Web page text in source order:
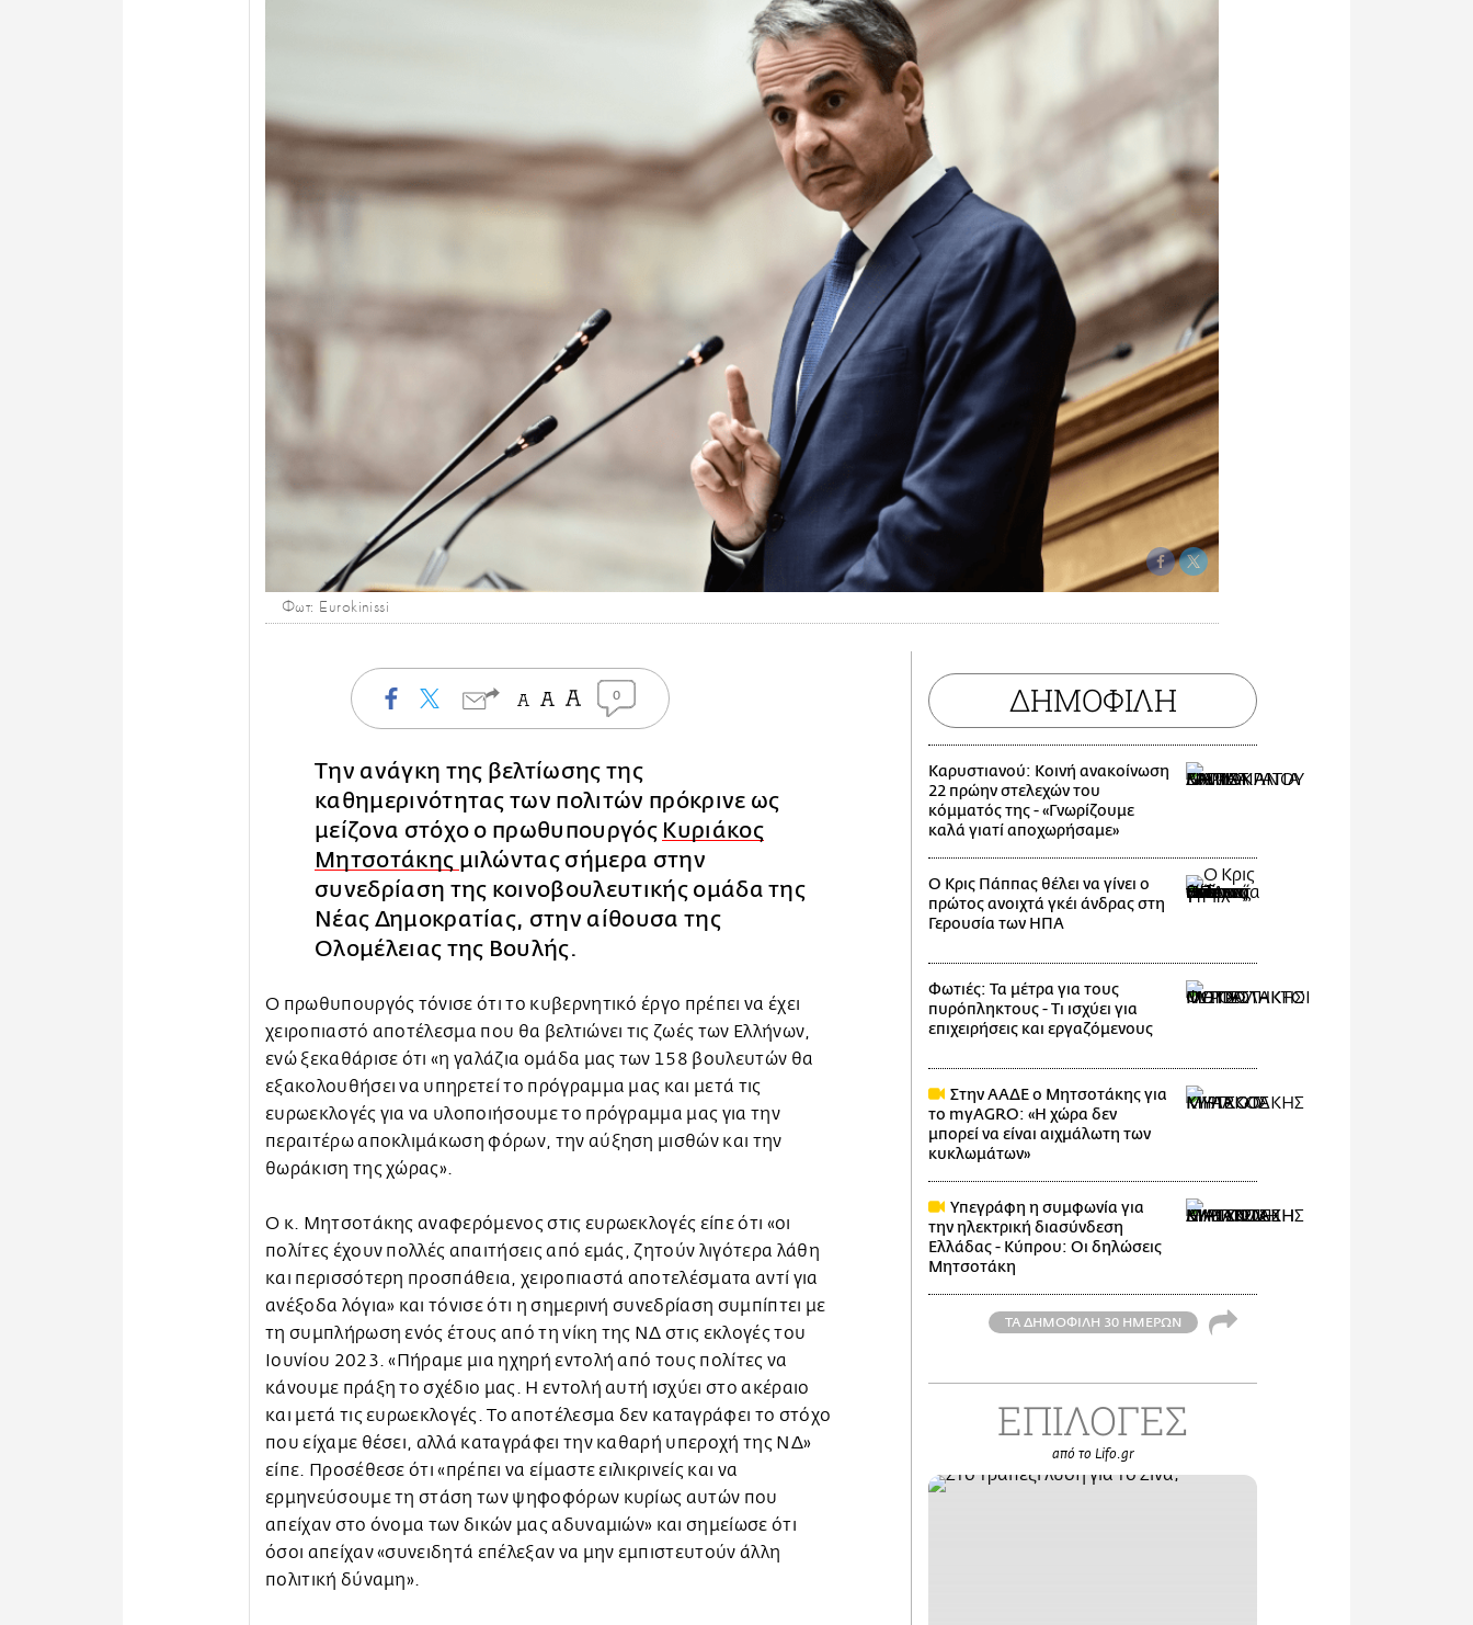
Φωτ: Eurokinissi
0
Την ανάγκη της βελτίωσης της
καθημερινότητας των πολιτών πρόκρινε ως
μείζονα στόχο ο πρωθυπουργός Κυριάκος
Μητσοτάκης μιλώντας σήμερα στην
συνεδρίαση της κοινοβουλευτικής ομάδα της
Νέας Δημοκρατίας, στην αίθουσα της
Ολομέλειας της Βουλής.
Ο πρωθυπουργός τόνισε ότι το κυβερνητικό έργο πρέπει να έχει
χειροπιαστό αποτέλεσμα που θα βελτιώνει τις ζωές των Ελλήνων,
ενώ ξεκαθάρισε ότι «η γαλάζια ομάδα μας των 158 βουλευτών θα
εξακολουθήσει να υπηρετεί το πρόγραμμα μας και μετά τις
ευρωεκλογές για να υλοποιήσουμε το πρόγραμμα μας για την
περαιτέρω αποκλιμάκωση φόρων, την αύξηση μισθών και την
θωράκιση της χώρας».
Ο κ. Μητσοτάκης αναφερόμενος στις ευρωεκλογές είπε ότι «οι
πολίτες έχουν πολλές απαιτήσεις από εμάς, ζητούν λιγότερα λάθη
και περισσότερη προσπάθεια, χειροπιαστά αποτελέσματα αντί για
ανέξοδα λόγια» και τόνισε ότι η σημερινή συνεδρίαση συμπίπτει με
τη συμπλήρωση ενός έτους από τη νίκη της ΝΔ στις εκλογές του
Ιουνίου 2023. «Πήραμε μια ηχηρή εντολή από τους πολίτες να
κάνουμε πράξη το σχέδιο μας. Η εντολή αυτή ισχύει στο ακέραιο
και μετά τις ευρωεκλογές. Το αποτέλεσμα δεν καταγράφει το στόχο
που είχαμε θέσει, αλλά καταγράφει την καθαρή υπεροχή της ΝΔ»
είπε. Προσέθεσε ότι «πρέπει να είμαστε ειλικρινείς και να
ερμηνεύσουμε τη στάση των ψηφοφόρων κυρίως αυτών που
απείχαν στο όνομα των δικών μας αδυναμιών» και σημείωσε ότι
όσοι απείχαν «συνειδητά επέλεξαν να μην εμπιστευτούν άλλη
πολιτική δύναμη».
ΔΗΜΟΦΙΛΗ
Καρυστιανού: Κοινή ανακοίνωση
22 πρώην στελεχών του
κόμματός της - «Γνωρίζουμε
καλά γιατί αποχωρήσαμε»
Ο Κρις Πάππας θέλει να γίνει ο
πρώτος ανοιχτά γκέι άνδρας στη
Γερουσία των ΗΠΑ
Φωτιές: Τα μέτρα για τους
πυρόπληκτους - Τι ισχύει για
επιχειρήσεις και εργαζόμενους
Στην ΑΑΔΕ ο Μητσοτάκης για
το myAGRO: «Η χώρα δεν
μπορεί να είναι αιχμάλωτη των
κυκλωμάτων»
Υπεγράφη η συμφωνία για
την ηλεκτρική διασύνδεση
Ελλάδας - Κύπρου: Οι δηλώσεις
Μητσοτάκη
ΤΑ ΔΗΜΟΦΙΛΗ 30 ΗΜΕΡΩΝ
ΕΠΙΛΟΓΕΣ
από το Lifo.gr